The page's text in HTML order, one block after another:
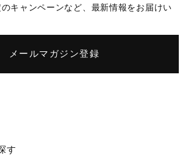
キャンペーンなど、最新情報をお届けい
メールマガジン登録
す